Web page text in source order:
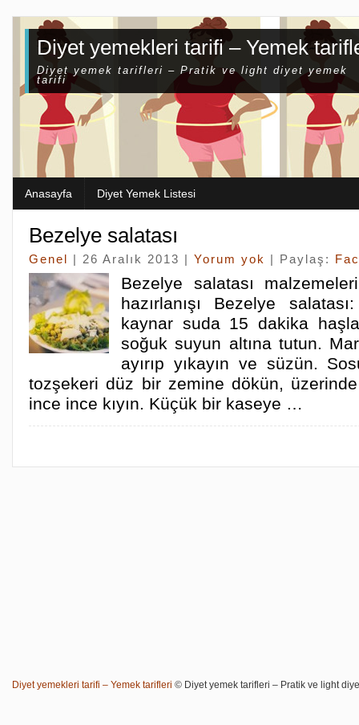
Diyet yemekleri tarifi – Yemek
Diyet yemek tarifleri – Pratik ve light diyet yemek
tarifi
Anasayfa Diyet Yemek Listesi
Bezelye salatası
Genel | 26 Aralık 2013 | Yorum yok | Paylaş:
Bezelye salatası
hazırlanışı Bezelye
kaynar suda 15 dakika
soğuk suyun altına tutun.
ayırıp yıkayın ve süzün.
tozşekeri düz bir zemine dökün, üzerinde
ince ince kıyın. Küçük bir kaseye …
Diyet yemekleri tarifi – Yemek tarifleri © Diyet yemek tarifleri – Pratik ve light